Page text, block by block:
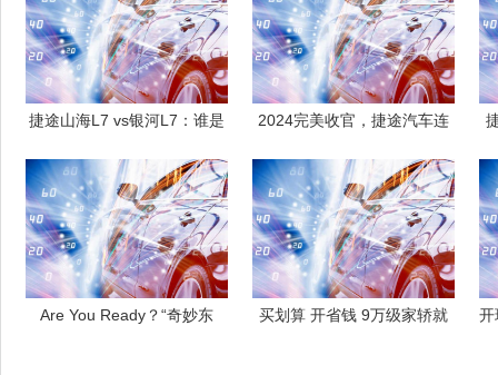
捷途山海L7 vs银河L7：谁是
2024完美收官，捷途汽车连
Are You Ready？“奇妙东
买划算 开省钱 9万级家轿就
开